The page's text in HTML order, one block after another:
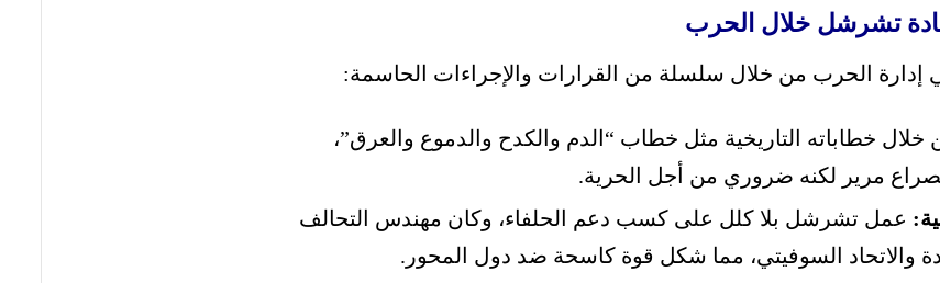
تشرشل خلال الحرب
الحرب من خلال سلسلة من القرارات والإجراءات الحاسمة:
خلال خطاباته التاريخية مثل خطاب “الدم والكدح والدموع والعرق”،
مرير لكنه ضروري من أجل الحرية.
عمل تشرشل بلا كلل على كسب دعم الحلفاء، وكان مهندس التحالف
والاتحاد السوفيتي، مما شكل قوة كاسحة ضد دول المحور.